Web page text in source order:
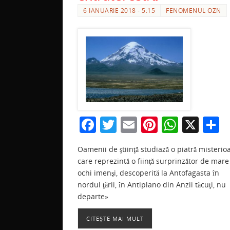
6 IANUARIE 2018 - 5:15 FENOMENUL OZN
F
a
c
e
b
o
o
T
w
itt
er
E
m
ai
l
Pi
nt
er
e
st
W
h
at
s
A
X
ar
a
Oamenii de ştiinţă studiază o piatră
care reprezintă o fiinţă surprinzător de
ochi imenşi, descoperită la Antofagasta în
nordul ţării, în Antiplano din Anzii tăcuţi, nu
departe»
CITEȘTE MAI MULT